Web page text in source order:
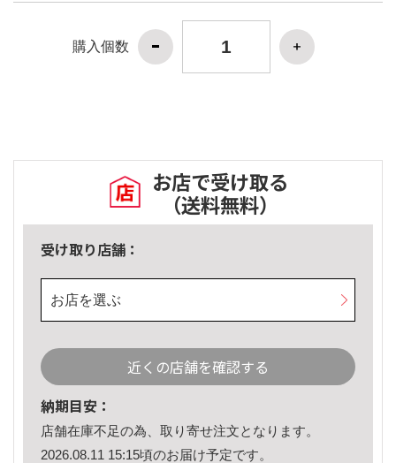
購入個数
お店で受け取る
（送料無料）
受け取り店舗：
お店を選ぶ
近くの店舗を確認する
納期目安：
店舗在庫不足の為、取り寄せ注文となります。
2026.08.11 15:15頃のお届け予定です。